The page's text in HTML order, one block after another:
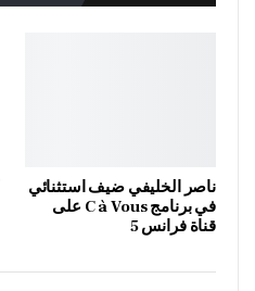
ناصر الخليفي ضيف استثنائي
في برنامج C à Vous على
قناة فرانس 5